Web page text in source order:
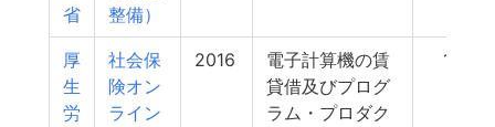
省
整備）
厚
生
労
社会保
険オン
ライン
2016
電子計算機の賃
貸借及びプログ
ラム・プロダク
1,151